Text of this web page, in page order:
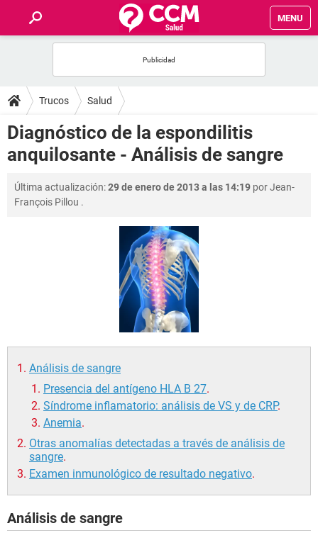
MENU
FOROS
SALUD
FAMILIA
NUTRICIÓN
Trucos Salud
Diagnóstico de la espondilitis
anquilosante - Análisis de sangre
Última actualización:29 de enero de 2013 a las 14:19 porJean-
François Pillou .
Análisis de sangre
Presencia del antígeno HLA B 27.
Síndrome inflamatorio: análisis de VS y de CRP.
Anemia.
Otras anomalías detectadas a través de análisis de
sangre.
Examen inmunológico de resultado negativo.
Análisis de sangre